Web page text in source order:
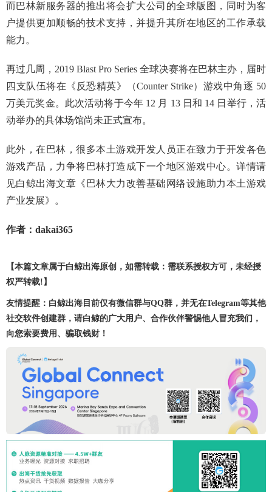
而巴林新服务器的推出将会扩大公司的全球版图，同时为客
户提供更加顺畅的技术支持，并提升其所在地区的工作承载
能力。
再过几周，2019 Blast Pro Series 全球决赛将在巴林主办，届时
四支队伍将在《反恐精英》（Counter Strike）游戏中角逐 50
万美元奖金。此次活动将于今年 12 月 13 日和 14 日举行，活
动举办的具体场馆尚未正式宣布。
此外，在巴林，很多本土游戏开发人员正在致力于开发各色
游戏产品，力争将巴林打造成下一个地区游戏中心。详情请
见白鲸出海文章 《巴林大力改善基础网络设施助力本土游戏
产业发展》
。
作者：dakai365
【本篇文章属于白鲸出海原创，如需转载：需联系授权方可，未经授
权严转载!】
友情提醒：白鲸出海目前仅有微信群与QQ群，并无在Telegram等其他
社交软件创建群，请白鲸的广大用户、合作伙伴警惕他人冒充我们，
向您索要费用、骗取钱财！